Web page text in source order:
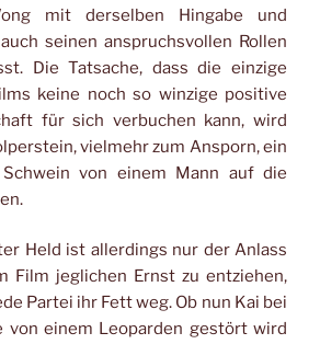
mit derselben Hingabe und
seinen anspruchsvollen Rollen
Die Tatsache, dass die einzige
keine noch so winzige positive
für sich verbuchen kann, wird
vielmehr zum Ansporn, ein
von einem Mann auf die
Held ist allerdings nur der Anlass
Film jeglichen Ernst zu entziehen,
Partei ihr Fett weg. Ob nun Kai bei
von einem Leoparden gestört wird